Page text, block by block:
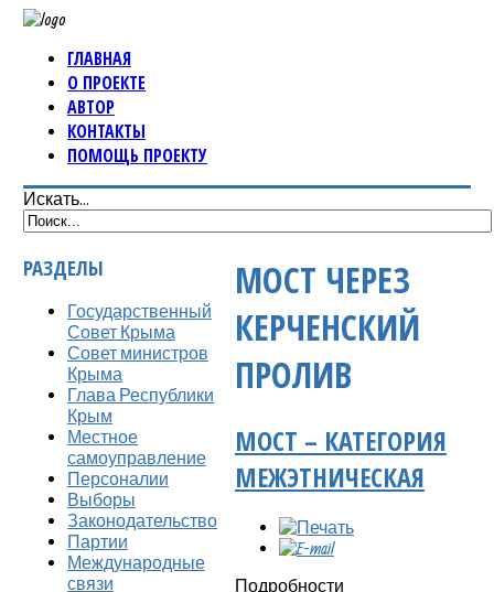
ГЛАВНАЯ
О ПРОЕКТЕ
АВТОР
КОНТАКТЫ
ПОМОЩЬ ПРОЕКТУ
Искать...
МОСТ ЧЕРЕЗ
КЕРЧЕНСКИЙ
ПРОЛИВ
МОСТ – КАТЕГОРИЯ
МЕЖЭТНИЧЕСКАЯ
Подробности
РАЗДЕЛЫ
Государственный
Совет Крыма
Совет министров
Крыма
Глава Республики
Крым
Местное
самоуправление
Персоналии
Выборы
Законодательство
Партии
Международные
связи